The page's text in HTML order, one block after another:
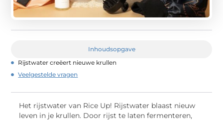
Inhoudsopgave
Rijstwater creëert nieuwe krullen
Veelgestelde vragen
Het rijstwater van Rice Up! Rijstwater blaast nieuw
leven in je krullen. Door rijst te laten fermenteren,